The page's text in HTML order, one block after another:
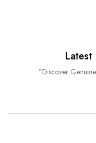
Latest
"Discover